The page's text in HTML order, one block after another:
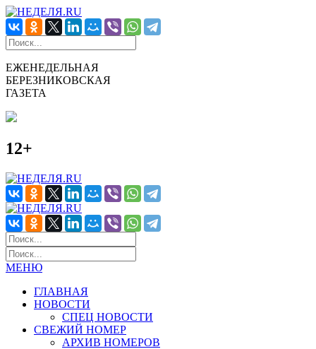
ЕЖЕНЕДЕЛЬНАЯ
БЕРЕЗНИКОВСКАЯ
ГАЗЕТА
12+
МЕНЮ
ГЛАВНАЯ
НОВОСТИ
СПЕЦ НОВОСТИ
СВЕЖИЙ НОМЕР
АРХИВ НОМЕРОВ